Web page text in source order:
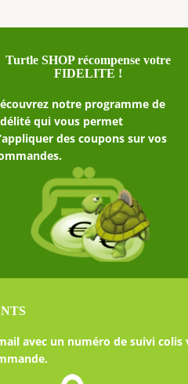
Turtle SHOP récompense votre
FIDELITE !
notre programme de
qui vous permet
des coupons sur vos
avec un numéro de suivi